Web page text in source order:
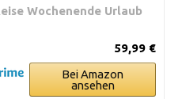
Wochenende Urlaub
59,99 €
Bei Amazon
ansehen